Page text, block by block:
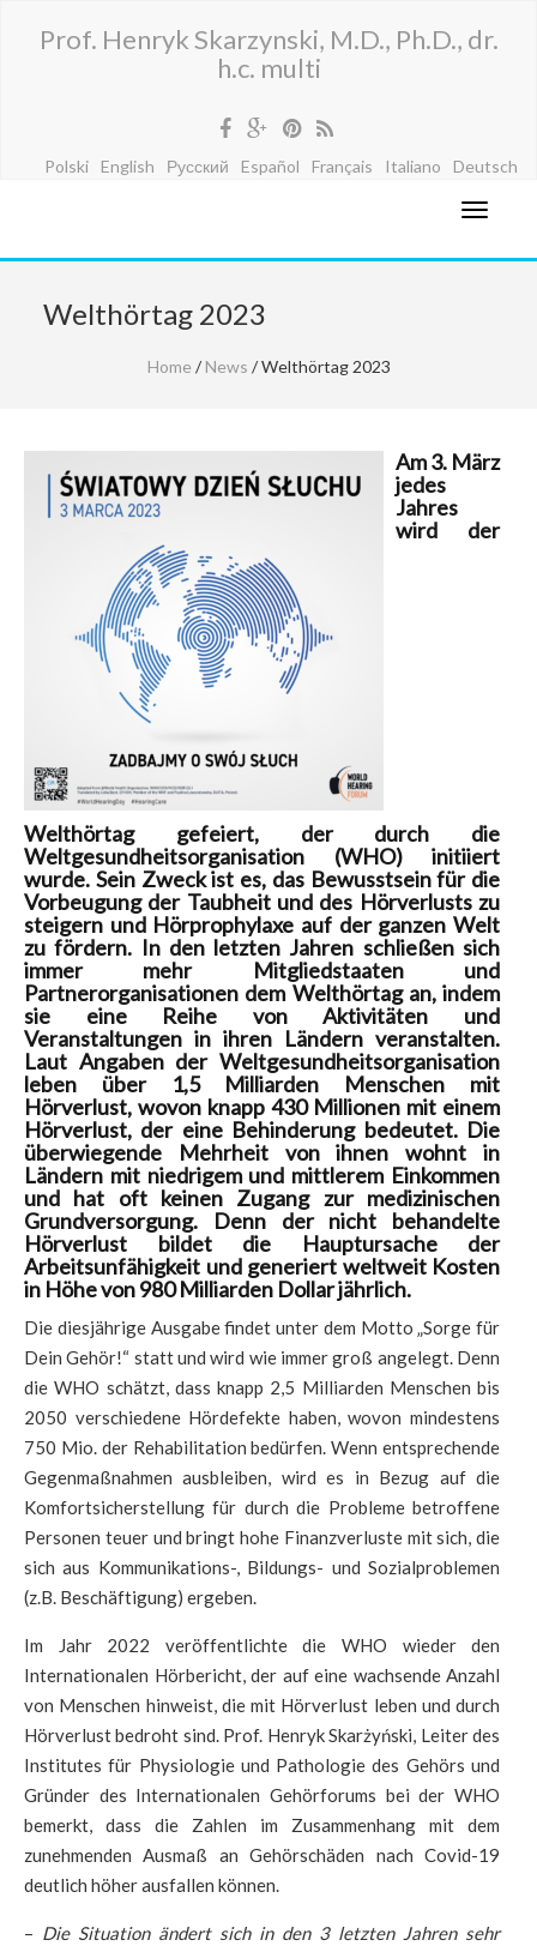
Prof. Henryk Skarzynski, M.D., Ph.D., dr.
h.c. multi
Polski English Русский Español Français Italiano Deutsch
Welthörtag 2023
Home / News / Welthörtag 2023
Am 3. März
jedes
Jahres
wird der
Welthörtag gefeiert, der durch die
Weltgesundheitsorganisation (WHO) initiiert
wurde. Sein Zweck ist es, das Bewusstsein für die
Vorbeugung der Taubheit und des Hörverlusts zu
steigern und Hörprophylaxe auf der ganzen Welt
zu fördern. In den letzten Jahren schließen sich
immer mehr Mitgliedstaaten und
Partnerorganisationen dem Welthörtag an, indem
sie eine Reihe von Aktivitäten und
Veranstaltungen in ihren Ländern veranstalten.
Laut Angaben der Weltgesundheitsorganisation
leben über 1,5 Milliarden Menschen mit
Hörverlust, wovon knapp 430 Millionen mit einem
Hörverlust, der eine Behinderung bedeutet. Die
überwiegende Mehrheit von ihnen wohnt in
Ländern mit niedrigem und mittlerem Einkommen
und hat oft keinen Zugang zur medizinischen
Grundversorgung. Denn der nicht behandelte
Hörverlust bildet die Hauptursache der
Arbeitsunfähigkeit und generiert weltweit Kosten
in Höhe von 980 Milliarden Dollar jährlich.
Die diesjährige Ausgabe findet unter dem Motto „Sorge für
Dein Gehör!“ statt und wird wie immer groß angelegt. Denn
die WHO schätzt, dass knapp 2,5 Milliarden Menschen bis
2050 verschiedene Hördefekte haben, wovon mindestens
750 Mio. der Rehabilitation bedürfen. Wenn entsprechende
Gegenmaßnahmen ausbleiben, wird es in Bezug auf die
Komfortsicherstellung für durch die Probleme betroffene
Personen teuer und bringt hohe Finanzverluste mit sich, die
sich aus Kommunikations-, Bildungs- und Sozialproblemen
(z.B. Beschäftigung) ergeben.
Im Jahr 2022 veröffentlichte die WHO wieder den
Internationalen Hörbericht, der auf eine wachsende Anzahl
von Menschen hinweist, die mit Hörverlust leben und durch
Hörverlust bedroht sind. Prof. Henryk Skarżyński, Leiter des
Institutes für Physiologie und Pathologie des Gehörs und
Gründer des Internationalen Gehörforums bei der WHO
bemerkt, dass die Zahlen im Zusammenhang mit dem
zunehmenden Ausmaß an Gehörschäden nach Covid-19
deutlich höher ausfallen können.
– Die Situation ändert sich in den 3 letzten Jahren sehr